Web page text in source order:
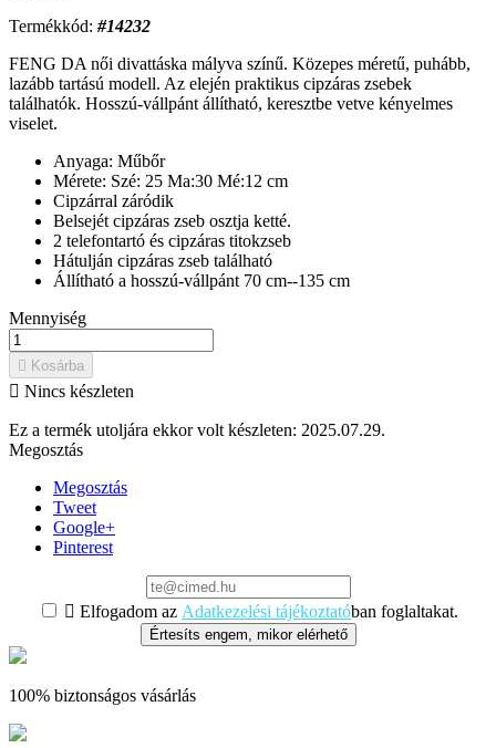
Termékkód: #14232
FENG DA női divattáska mályva színű. Közepes méretű, puhább,
lazább tartású modell. Az elején praktikus cipzáras zsebek
találhatók. Hosszú-vállpánt állítható, keresztbe vetve kényelmes
viselet.
Anyaga: Műbőr
Mérete: Szé: 25 Ma:30 Mé:12 cm
Cipzárral záródik
Belsejét cipzáras zseb osztja ketté.
2 telefontartó és cipzáras titokzseb
Hátulján cipzáras zseb található
Állítható a hosszú-vállpánt 70 cm--135 cm
Mennyiség
 Kosárba
 Nincs készleten
Ez a termék utoljára ekkor volt készleten: 2025.07.29.
Megosztás
Megosztás
Tweet
Google+
Pinterest
 Elfogadom az Adatkezelési tájékoztatóban foglaltakat.
Értesíts engem, mikor elérhető
100% biztonságos vásárlás